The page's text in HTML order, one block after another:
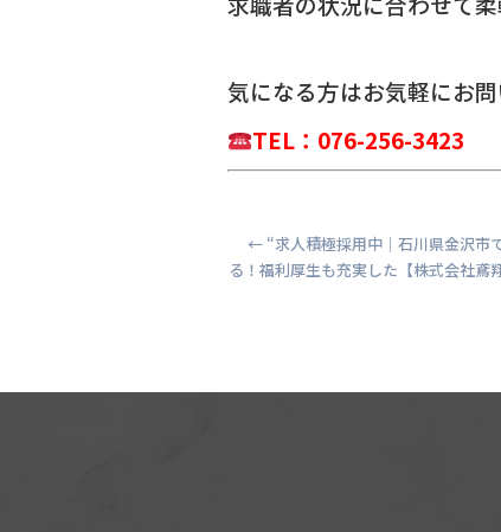
気になる方はお気軽にお
TEL：076-256-3423
← “求人積極採用中｜石川県金沢市
る！福利厚生も充実した【株式会社鳶